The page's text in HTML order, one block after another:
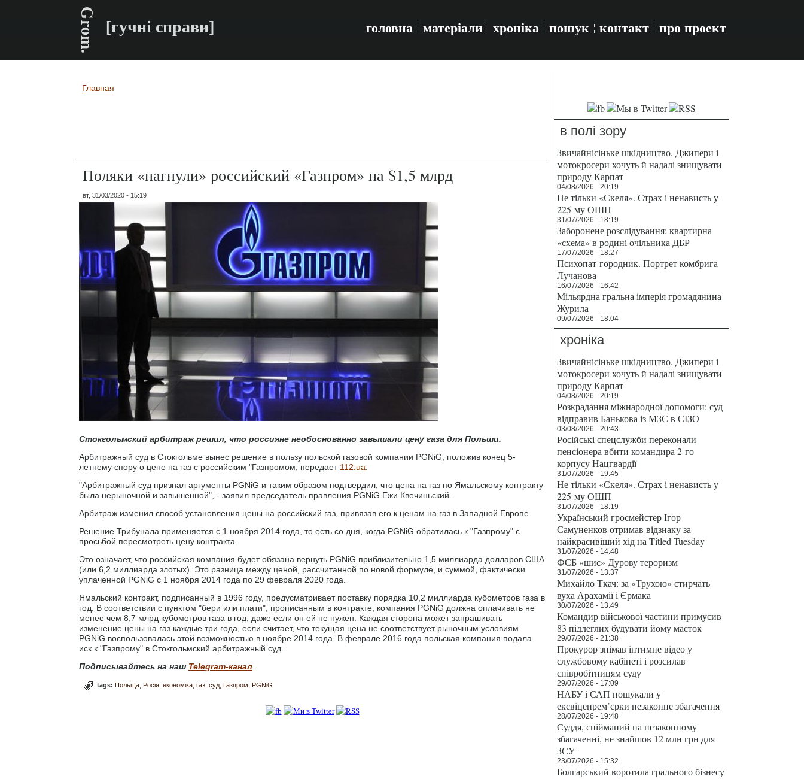
Grom. [гучні справи] головна матеріали хроніка пошук контакт про проект
Вы здесь
Главная
Поляки «нагнули» российский «Газпром» на $1,5 млрд
вт, 31/03/2020 - 15:19
Стокгольмский арбитраж решил, что россияне необоснованно завышали цену газа для Польши.
Арбитражный суд в Стокгольме вынес решение в пользу польской газовой компании PGNiG, положив конец 5-
летнему спору о цене на газ с российским "Газпромом, передает 112.ua
"Арбитражный суд признал аргументы PGNiG и таким образом подтвердил, что цена на газ по Ямальскому контракту
была нерыночной и завышенной", - заявил председатель правления PGNiG Ежи Квечиньский.
Арбитраж изменил способ установления цены на российский газ, привязав его к ценам на газ в Западной Европе.
Решение Трибунала применяется с 1 ноября 2014 года, то есть со дня, когда PGNiG обратилась к "Газпрому" с
просьбой пересмотреть цену контракта.
Это означает, что российская компания будет обязана вернуть PGNiG приблизительно 1,5 миллиарда долларов США
(или 6,2 миллиарда злотых). Это разница между ценой, рассчитанной по новой формуле, и суммой, фактически
уплаченной PGNiG с 1 ноября 2014 года по 29 февраля 2020 года.
Ямальский контракт, подписанный в 1996 году, предусматривает поставку порядка 10,2 миллиарда кубометров газа в
год. В соответствии с пунктом "бери или плати", прописанным в контракте, компания PGNiG должна оплачивать не
менее чем 8,7 млрд кубометров газа в год, даже если он ей не нужен. Каждая сторона может запрашивать
изменение цены на газ каждые три года, если считает, что текущая цена не соответствует рыночным условиям.
PGNiG воспользовалась этой возможностью в ноябре 2014 года. В феврале 2016 года польская компания подала
иск к "Газпрому" в Стокгольмский арбитражный суд.
Подписывайтесь на наш Telegram-канал
tags: Польща Росія економіка газ суд Газпром PGNiG
в полі зору
Звичайнісіньке шкідництво. Джипери і
мотокросери хочуть й надалі знищувати
природу Карпат
04/08/2026 - 20:19
Не тільки «Скеля». Страх і ненависть у
225-му ОШП
31/07/2026 - 18:19
Заборонене розслідування: квартирна
«схема» в родині очільника ДБР
17/07/2026 - 18:27
Психопат-городник. Портрет комбрига
Лучанова
16/07/2026 - 16:42
Мільярдна гральна імперія громадянина
Журила
09/07/2026 - 18:04
хроніка
Звичайнісіньке шкідництво. Джипери і
мотокросери хочуть й надалі знищувати
природу Карпат
04/08/2026 - 20:19
Розкрадання міжнародної допомоги: суд
відправив Банькова із МЗС в СІЗО
03/08/2026 - 20:43
Російські спецслужби переконали
пенсіонера вбити командира 2-го
корпусу Нацгвардії
31/07/2026 - 19:45
Не тільки «Скеля». Страх і ненависть у
225-му ОШП
31/07/2026 - 18:19
Український гросмейстер Ігор
Самуненков отримав відзнаку за
найкрасивіший хід на Titled Tuesday
31/07/2026 - 14:48
ФСБ «шиє» Дурову тероризм
31/07/2026 - 13:37
Михайло Ткач: за «Трухою» стирчать
вуха Арахамії і Єрмака
30/07/2026 - 13:49
Командир військової частини примусив
83 підлеглих будувати йому маєток
29/07/2026 - 21:38
Прокурор знімав інтимне відео у
службовому кабінеті і розсилав
співробітницям суду
29/07/2026 - 17:09
НАБУ і САП пошукали у
ексвіцепрем’єрки незаконне збагачення
28/07/2026 - 19:48
Суддя, спійманий на незаконному
збагаченні, не знайшов 12 млн грн для
ЗСУ
23/07/2026 - 15:32
Болгарський воротила грального бізнесу